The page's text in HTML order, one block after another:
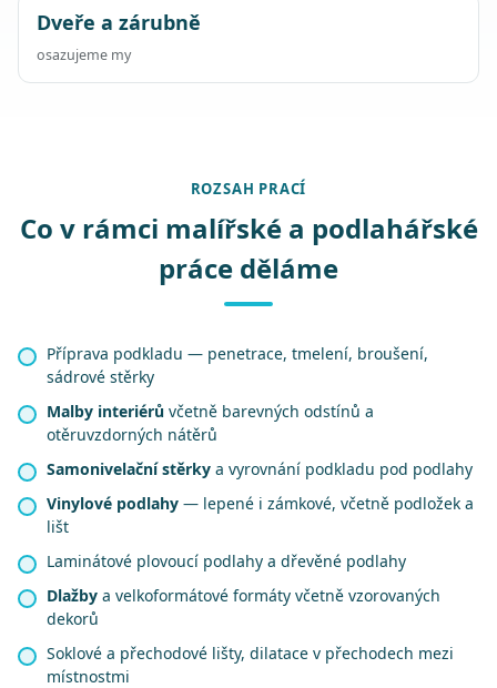
Dveře a zárubně
osazujeme my
ROZSAH PRACÍ
Co v rámci malířské a podlahářské
práce děláme
Příprava podkladu — penetrace, tmelení, broušení,
sádrové stěrky
Malby interiérů včetně barevných odstínů a
otěruvzdorných nátěrů
Samonivelační stěrky a vyrovnání podkladu pod podlahy
Vinylové podlahy — lepené i zámkové, včetně podložek a
lišt
Laminátové plovoucí podlahy a dřevěné podlahy
Dlažby a velkoformátové formáty včetně vzorovaných
dekorů
Soklové a přechodové lišty, dilatace v přechodech mezi
místnostmi